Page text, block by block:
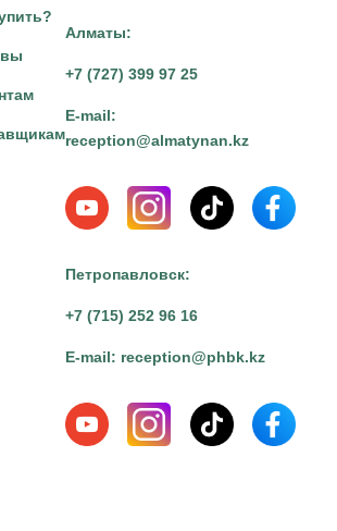
Алматы:
+7 (727) 399 97 25
E-mail:
reception@almatynan.kz
Петропавловск:
+7 (715) 252 96 16
E-mail: reception@phbk.kz